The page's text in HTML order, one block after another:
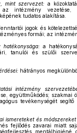
mint szervezet:a
intézmény vezetése,
tudatos alakítása.
jogok és
formái; az
hatékonysága:a
tanulói és szülői
hátrányos
intézmény
együttműködés; szakmai
tevékenységét
ismereteket és
fejlődés zavarai miatt